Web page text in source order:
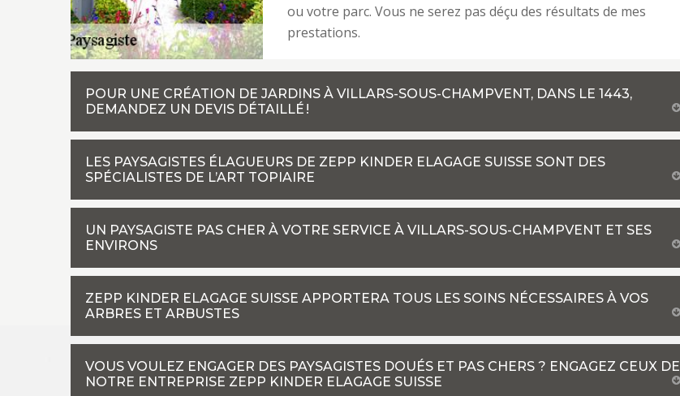
ou votre parc. Vous ne serez pas déçu des résultats de mes
prestations.
POUR UNE CRÉATION DE JARDINS À VILLARS-SOUS-CHAMPVENT, DANS LE 1443,
DEMANDEZ UN DEVIS DÉTAILLÉ !
LES PAYSAGISTES ÉLAGUEURS DE ZEPP KINDER ELAGAGE SUISSE SONT DES
SPÉCIALISTES DE L’ART TOPIAIRE
UN PAYSAGISTE PAS CHER À VOTRE SERVICE À VILLARS-SOUS-CHAMPVENT ET SES
ENVIRONS
ZEPP KINDER ELAGAGE SUISSE APPORTERA TOUS LES SOINS NÉCESSAIRES À VOS
ARBRES ET ARBUSTES
VOUS VOULEZ ENGAGER DES PAYSAGISTES DOUÉS ET PAS CHERS ? ENGAGEZ CEUX DE
NOTRE ENTREPRISE ZEPP KINDER ELAGAGE SUISSE